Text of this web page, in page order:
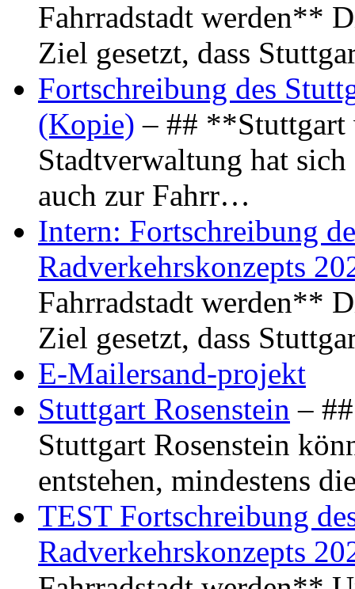
Fahrradstadt werden**
Ziel gesetzt, dass
Fortschreibung des
(Kopie) – ## **Stuttgart
Stadtverwaltung hat
auch zur Fahrr…
Intern: Fortschreibung
Radverkehrskonzepts
Fahrradstadt werden**
Ziel gesetzt, dass
E-Mailersand-projekt
Stuttgart Rosenstein –
Stuttgart Rosenstein
entstehen, mindestens
TEST Fortschreibung
Radverkehrskonzepts